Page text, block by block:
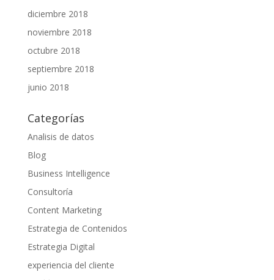
diciembre 2018
noviembre 2018
octubre 2018
septiembre 2018
junio 2018
Categorías
Analisis de datos
Blog
Business Intelligence
Consultoría
Content Marketing
Estrategia de Contenidos
Estrategia Digital
experiencia del cliente